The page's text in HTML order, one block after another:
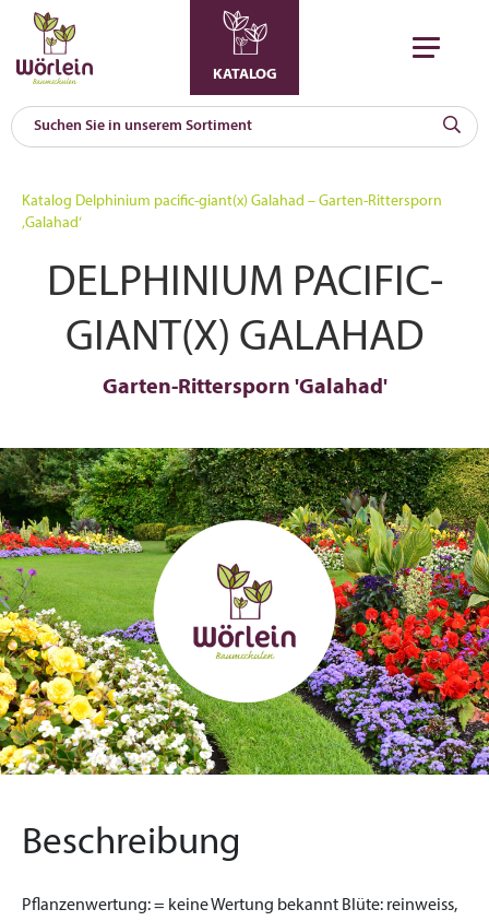
KATALOG
Katalog Delphinium pacific-giant(x) Galahad – Garten-Rittersporn
‚Galahad‘
DELPHINIUM PACIFIC-
GIANT(X) GALAHAD
Garten-Rittersporn 'Galahad'
Beschreibung
Pflanzenwertung:= keine Wertung bekannt Blüte: reinweiss,